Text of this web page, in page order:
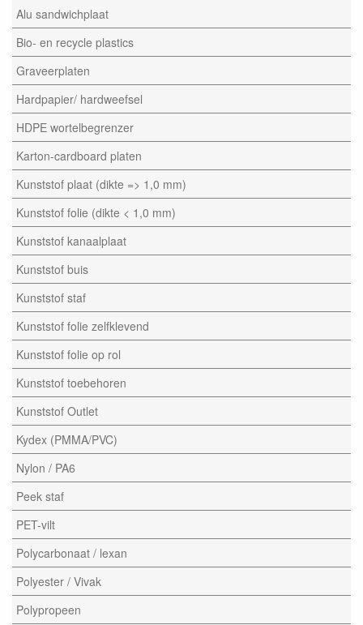
Alu sandwichplaat
Bio- en recycle plastics
Graveerplaten
Hardpapier/ hardweefsel
HDPE wortelbegrenzer
Karton-cardboard platen
Kunststof plaat (dikte => 1,0 mm)
Kunststof folie (dikte < 1,0 mm)
Kunststof kanaalplaat
Kunststof buis
Kunststof staf
Kunststof folie zelfklevend
Kunststof folie op rol
Kunststof toebehoren
Kunststof Outlet
Kydex (PMMA/PVC)
Nylon / PA6
Peek staf
PET-vilt
Polycarbonaat / lexan
Polyester / Vivak
Polypropeen